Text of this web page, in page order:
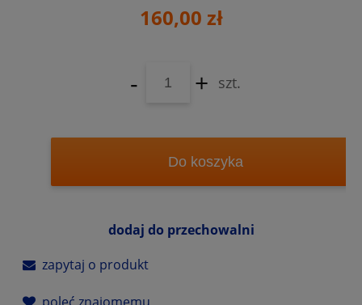
160,00 zł
- + szt.
Do koszyka
dodaj do przechowalni
zapytaj o produkt